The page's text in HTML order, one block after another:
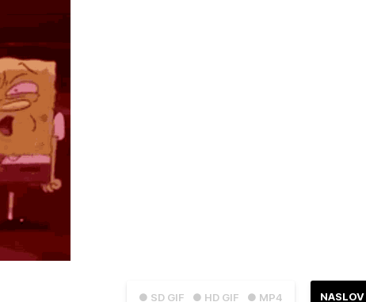
● SD GIF ● HD GIF ● MP4 NASLOV